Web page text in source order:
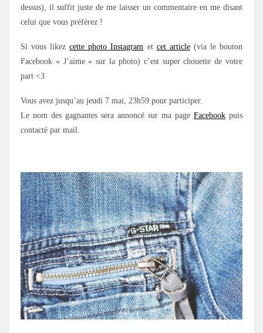
dessus), il suffit juste de me laisser un commentaire en me disant
celui que vous préférez !
Si vous likezcette photo Instagram et cet article(via le bouton
Facebook « J’aime » sur la photo) c’est super chouette de votre
part <3
Vous avez jusqu’au jeudi 7 mai, 23h59 pour participer.
Le nom des gagnantes sera annoncé sur ma page Facebook puis
contacté par mail.